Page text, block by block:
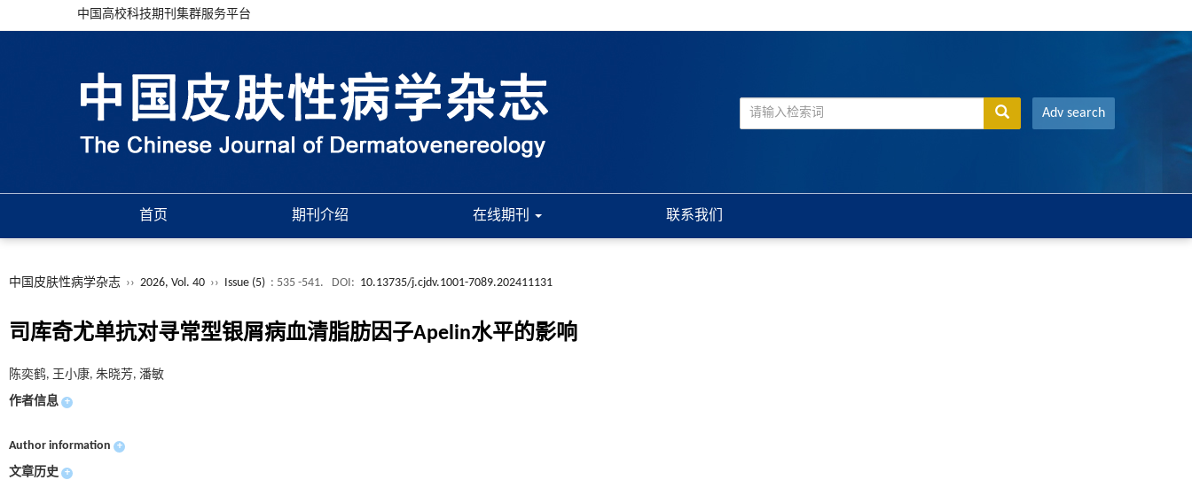
中国高校科技期刊集群服务平台
Adv search
首页 期刊介绍 在线期刊 联系我们
中国皮肤性病学杂志 ›› 2026, Vol. 40 ›› Issue (5) : 535 -541. DOI: 10.13735/j.cjdv.1001-7089.202411131
司库奇尤单抗对寻常型银屑病血清脂肪因子Apelin水平的影响
陈奕鹤, 王小康, 朱晓芳, 潘敏
作者信息 +
Author information +
文章历史 +